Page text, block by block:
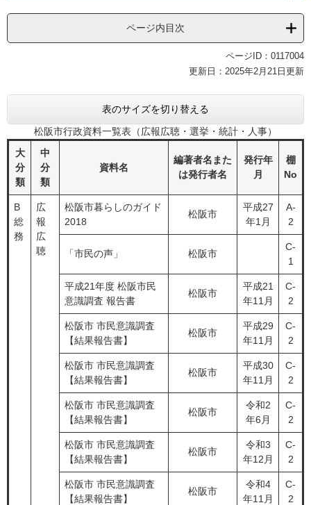
ページ内目次
ページID：0117004
更新日：2025年2月21日更新
表のサイズを切り替える
松阪市行政資料一覧表（広報広聴・選挙・統計・人事）
大
分
類
中
分
類
資料名
編著者名また
は発行者名
発行年
月
棚
No
B
総
務
広
報
広
聴
松阪市暮らしのガイド
2018
松阪市
平成27
年1月
A-
2
「市民の声」 松阪市
C-
1
平成21年度 松阪市民
意識調査 報告書
松阪市
平成21
年11月
C-
2
松阪市 市民意識調査
【結果報告書】
松阪市
平成29
年11月
C-
2
松阪市 市民意識調査
【結果報告書】
松阪市
平成30
年11月
C-
2
松阪市 市民意識調査
【結果報告書】
松阪市
令和2
年6月
C-
2
松阪市 市民意識調査
【結果報告書】
松阪市
令和3
年12月
C-
2
松阪市 市民意識調査
【結果報告書】
松阪市
令和4
年11月
C-
2